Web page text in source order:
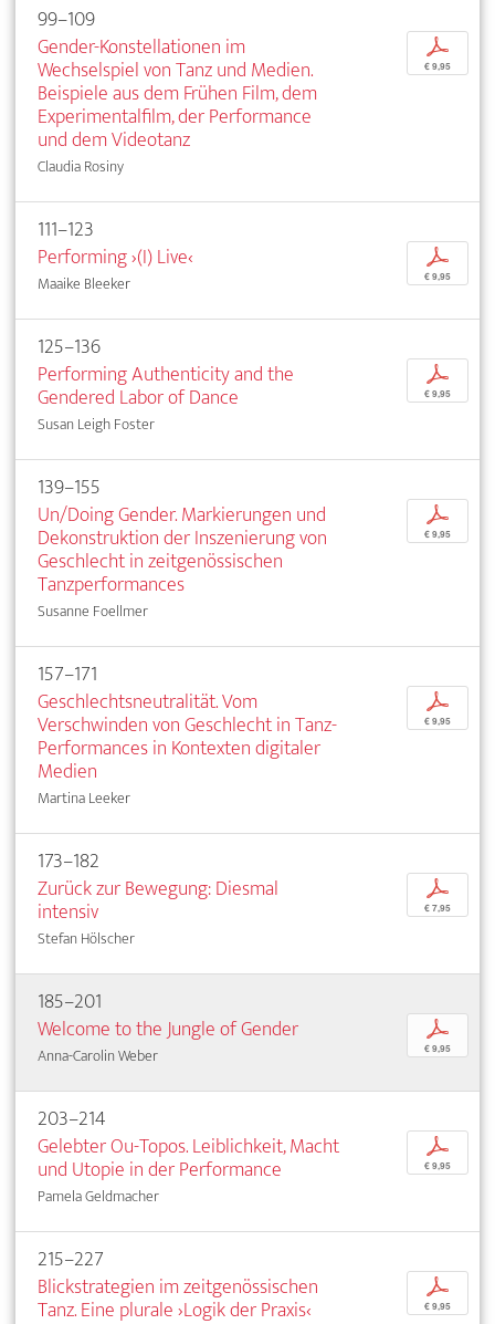
99–109
Gender-Konstellationen im
Wechselspiel von Tanz und Medien.
Beispiele aus dem Frühen Film, dem
Experimentalfilm, der Performance
und dem Videotanz
Claudia Rosiny
p
€ 9,95
111–123
Performing ›(I) Live‹
Maaike Bleeker
p
€ 9,95
125–136
Performing Authenticity and the
Gendered Labor of Dance
Susan Leigh Foster
p
€ 9,95
139–155
Un/Doing Gender. Markierungen und
Dekonstruktion der Inszenierung von
Geschlecht in zeitgenössischen
Tanzperformances
Susanne Foellmer
p
€ 9,95
157–171
Geschlechtsneutralität. Vom
Verschwinden von Geschlecht in Tanz-
Performances in Kontexten digitaler
Medien
Martina Leeker
p
€ 9,95
173–182
Zurück zur Bewegung: Diesmal
intensiv
Stefan Hölscher
p
€ 7,95
185–201
Welcome to the Jungle of Gender
Anna-Carolin Weber
p
€ 9,95
203–214
Gelebter Ou-Topos. Leiblichkeit, Macht
und Utopie in der Performance
Pamela Geldmacher
p
€ 9,95
215–227
Blickstrategien im zeitgenössischen
Tanz. Eine plurale ›Logik der Praxis‹
p
€ 9,95